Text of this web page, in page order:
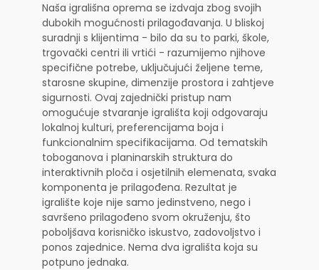
Naša igrališna oprema se izdvaja zbog svojih
dubokih mogućnosti prilagođavanja. U bliskoj
suradnji s klijentima - bilo da su to parki, škole,
trgovački centri ili vrtići - razumijemo njihove
specifične potrebe, uključujući željene teme,
starosne skupine, dimenzije prostora i zahtjeve
sigurnosti. Ovaj zajednički pristup nam
omogućuje stvaranje igrališta koji odgovaraju
lokalnoj kulturi, preferencijama boja i
funkcionalnim specifikacijama. Od tematskih
toboganova i planinarskih struktura do
interaktivnih ploča i osjetilnih elemenata, svaka
komponenta je prilagođena. Rezultat je
igralište koje nije samo jedinstveno, nego i
savršeno prilagođeno svom okruženju, što
poboljšava korisničko iskustvo, zadovoljstvo i
ponos zajednice. Nema dva igrališta koja su
potpuno jednaka.